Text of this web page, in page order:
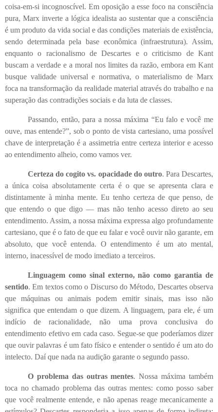
coisa-em-si incognoscível. Em oposição a esse foco na consciência
pura, Marx inverte a lógica idealista ao sustentar que a consciência
é um produto da vida social e das condições materiais de existência,
sendo determinada pela base econômica (infraestrutura). Assim,
enquanto o racionalismo de Descartes e o criticismo de Kant
buscam a verdade e a moral nos limites da razão, embora em Kant
busque validade universal e normativa, o materialismo de Marx
foca na transformação da realidade material através do trabalho e na
superação das contradições sociais e da luta de classes.
Passando, então, para a nossa máxima “Eu falo e você me
ouve, mas entende?”, sob o ponto de vista cartesiano, uma possível
chave de interpretação é a assimetria entre certeza interior e acesso
ao entendimento alheio, como vamos ver.
Certeza do cogito vs. opacidade do outro. Para Descartes,
a única coisa absolutamente certa é o que se apresenta clara e
distintamente à minha mente. Eu tenho certeza de que penso, de
que entendo o que digo — mas não tenho acesso direto ao seu
entendimento. Assim, a nossa máxima expressa algo profundamente
cartesiano, que é o fato de que eu falar e você ouvir não garante, em
absoluto, que você entenda. O entendimento é um ato mental,
interno, inacessível de modo imediato a terceiros.
Linguagem como sinal externo, não como garantia de
sentido. Em textos como o Discurso do Método, Descartes observa
que máquinas ou animais podem emitir sinais, mas isso não
significa que entendam o que dizem. A linguagem, para ele, é um
indício de racionalidade, não uma prova conclusiva do
entendimento efetivo em cada caso. Segue-se que poderíamos dizer
que ouvir palavras é um fato físico e entender o sentido é um ato do
intelecto. Daí que nada na audição garante o segundo passo.
O problema das outras mentes. Nossa máxima também
toca no chamado problema das outras mentes: como posso saber
que você realmente entende, e não apenas reage mecanicamente a